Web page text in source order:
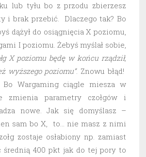
lub tyłu bo z przodu zbierzesz
i brak przebić. Dlaczego tak? Bo
dążył do osiągnięcia X poziomu,
I poziomu. Żebyś myślał sobie,
X poziomu będę w końcu rządził,
wyższego poziomu”. Znowu błąd!
Bo Wargaming ciągle miesza w
zmienia parametry czołgów i
nowe. Jak się domyślasz –
sam bo X, to… nie masz z nimi
zostaje osłabiony np. zamiast
średnią 400 pkt jak do tej pory to